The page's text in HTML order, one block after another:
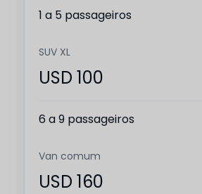
1 a 5 passageiros
SUV XL
USD 100
6 a 9 passageiros
Van comum
USD 160